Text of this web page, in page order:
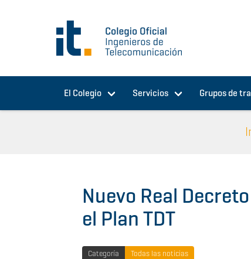
El Colegio Servicios Grupos de
Nuevo Real
el Plan TDT
Categoría Todas las noticias